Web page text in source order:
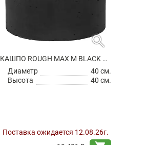
search
КАШПО ROUGH MAX M BLACK WASHED
Диаметр
40 см.
Высота
40 см.
Поставка ожидается 12.08.26г.